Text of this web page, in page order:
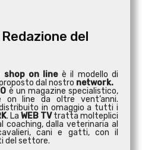
del
shop on line è il modello di
dal nostro network.
è un magazine specialistico,
on line da oltre vent’anni.
in omaggio a tutti i
. La WEB TVtratta molteplici
coaching, dalla veterinaria al
cani e gatti, con il
del settore.